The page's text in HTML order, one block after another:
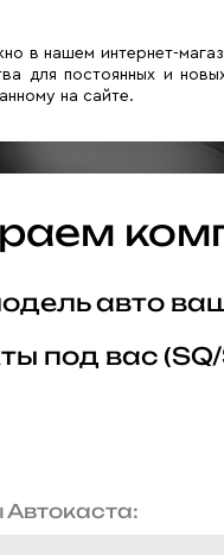
в нашем интернет-
для постоянных и
на сайте.
авто
под вас (SQ/